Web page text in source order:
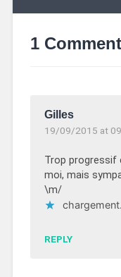
1 Comment
Gilles
19/09/2015 at
Trop progressif
moi, mais
\m/
REPLY